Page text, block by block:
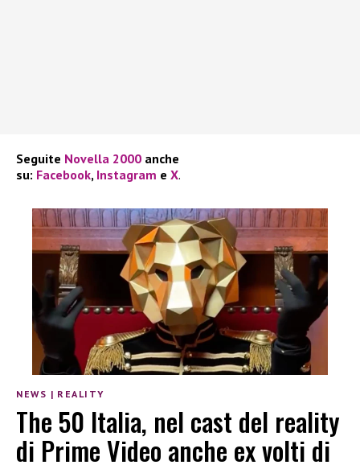
Seguite Novella 2000 anche
su: Facebook, Instagram e X.
NEWS | REALITY
The 50 Italia, nel cast del reality
di Prime Video anche ex volti di